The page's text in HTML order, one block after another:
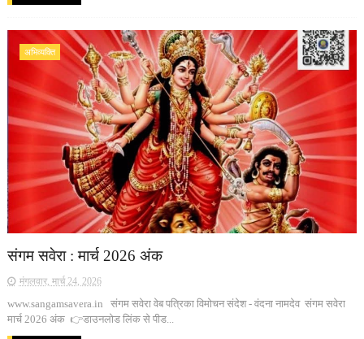
अभिव्यक्ति
संगम सवेरा : मार्च 2026 अंक
मंगलवार, मार्च 24, 2026
www.sangamsavera.in संगम सवेरा वेब पत्रिका विमोचन संदेश - वंदना नामदेव संगम सवेरा
मार्च 2026 अंक 👉डाउनलोड लिंक से पीड...